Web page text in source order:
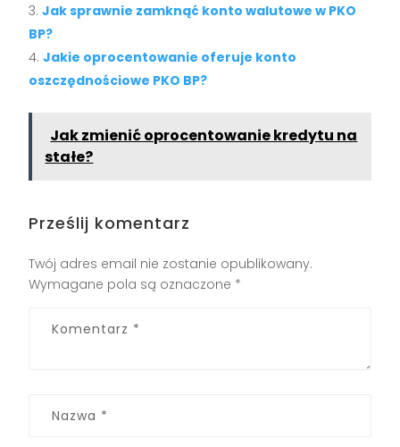
Jak sprawnie zamknąć konto walutowe w PKO
BP?
Jakie oprocentowanie oferuje konto
oszczędnościowe PKO BP?
Jak zmienić oprocentowanie kredytu na
stałe?
Prześlij komentarz
Twój adres email nie zostanie opublikowany.
Wymagane pola są oznaczone *